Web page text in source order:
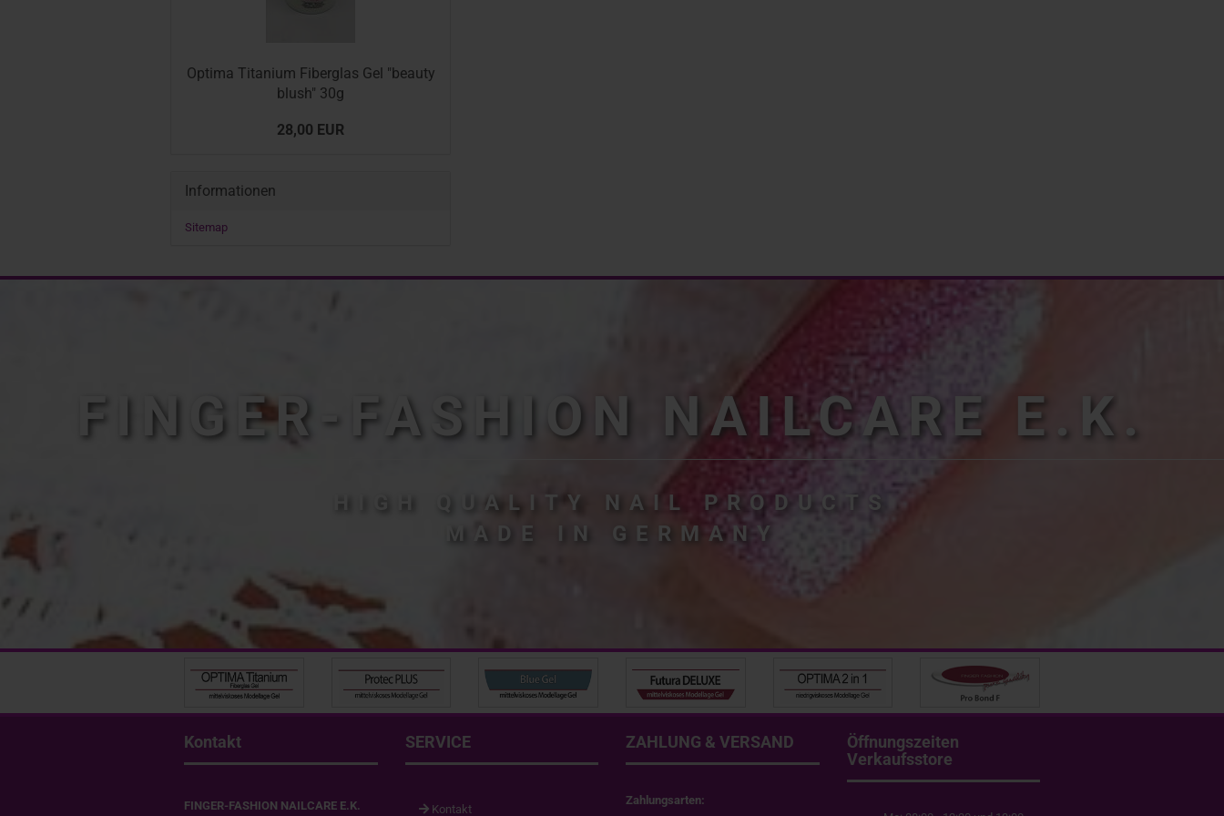
Op­ti­ma Ti­ta­ni­um Fi­ber­glas Gel "be­au­ty
blush" 30g
28,00 EUR
Informationen
Sitemap
FINGER-FASHION NAILCARE E.K.
HIGH QUALITY NAIL PRODUCTS
MADE IN GERMANY
Kontakt
FINGER-FASHION NAILCARE E.K.
SERVICE
Kontakt
ZAHLUNG & VERSAND
Zahlungsarten:
Öffnungszeiten
Verkaufsstore